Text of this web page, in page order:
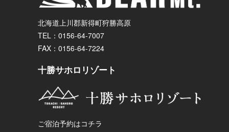
北海道上川郡新得町狩勝高原
TEL：0156-64-7007
FAX：0156-64-7224
十勝サホロリゾート
ご宿泊予約はコチラ